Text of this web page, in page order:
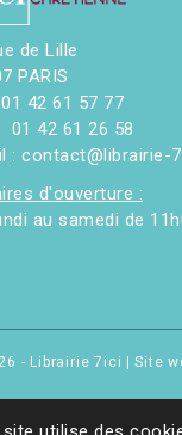
de Lille
PARIS
42 61 57 77
01 42 61 26 58
: contact@librairie-
d'ouverture :
au samedi de
- Librairie 7ici |Site